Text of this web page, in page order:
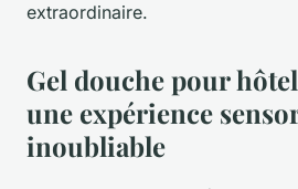
extraordinaire.
Gel douche pour
une expérience
inoubliable